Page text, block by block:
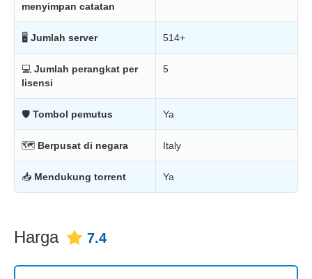
menyimpan catatan
🖥 Jumlah server 514+
💻 Jumlah perangkat per
lisensi
5
🛡 Tombol pemutus Ya
🗺 Berpusat di negara Italy
📥 Mendukung torrent Ya
Harga 7.4